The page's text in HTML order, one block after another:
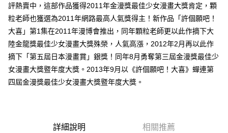
【注意事項】
１．透過由恩沛科技股份有限公司提供之「AFTEE先享後付」服務完成之交
易，需依本服務之必要範圍內提供個人資料，並將交易相關給付款項請求債
權轉讓予恩沛科技股份有限公司。
２．關於個人資料處理事宜，請瀏覽以下網址：
３．未成年的使用者請事先徵得法定代理人或監護人之同意方可使用
「AFTEE先享後付」，若未經同意申辦者引起之損失，本公司不負相關責
５．嚴禁一人註冊多個帳號或使用他人資訊註冊。若發現惡意使用之情形，
7-11取貨付款
每筆NT$80，滿NT$500(含以上)免運費
付款後7-11取貨
每筆NT$80，滿NT$500(含以上)免運費
宅配
評熱賣中，這部作品獲得2011年金漫獎最佳少女漫畫大獎肯定，顆
粒老師也獲選為2011年網路最高人氣獎得主！新作品「許個願吧！
大喜」第1集在2011年漫博會推出，同年顆粒老師更以此作摘下大
陸金龍獎最佳少女漫畫大獎殊榮，人氣高漲，2012年2月再以此作
摘下「第五屆日本漫畫賞」銀獎！同年8月勇奪第三屆金漫獎最佳少
女漫畫大獎暨年度大獎。2013年9月以《許個願吧！大喜》蟬連第
四屆金漫獎最佳少女漫畫大獎暨年度大獎。
詳細說明 相關推薦